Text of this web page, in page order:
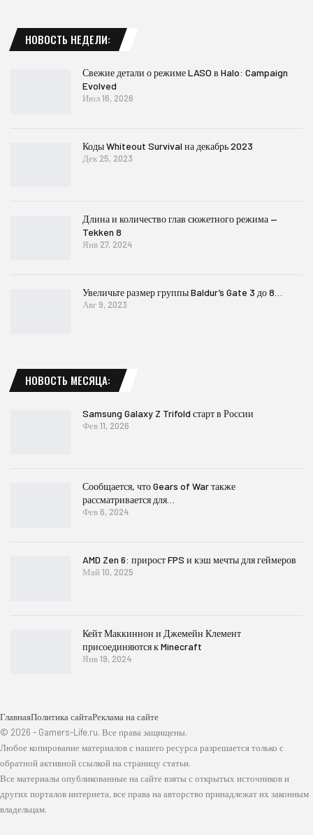
НОВОСТЬ НЕДЕЛИ:
Свежие детали о режиме LASO в Halo: Campaign
Evolved
Июл 16, 2026
Коды Whiteout Survival на декабрь 2023
Дек 25, 2023
Длина и количество глав сюжетного режима —
Tekken 8
Янв 27, 2024
Увеличьте размер группы Baldur’s Gate 3 до 8…
Авг 9, 2023
НОВОСТЬ МЕСЯЦА:
Samsung Galaxy Z Trifold старт в России
Фев 11, 2026
Сообщается, что Gears of War также
рассматривается для…
Фев 6, 2024
AMD Zen 6: прирост FPS и кэш мечты для геймеров
Май 10, 2025
Кейт Маккиннон и Джемейн Клемент
присоединяются к Minecraft
Янв 19, 2024
ГлавнаяПолитика сайтаРеклама на сайте
© 2026 - Gamers-Life.ru. Все права защищены.
Любое копирование материалов с нашего ресурса разрешается только с
обратной активной ссылкой на страницу статьи.
Все материалы опубликованные на сайте взяты с открытых источников и
других порталов интернета, все права на авторство принадлежат их законным
владельцам.